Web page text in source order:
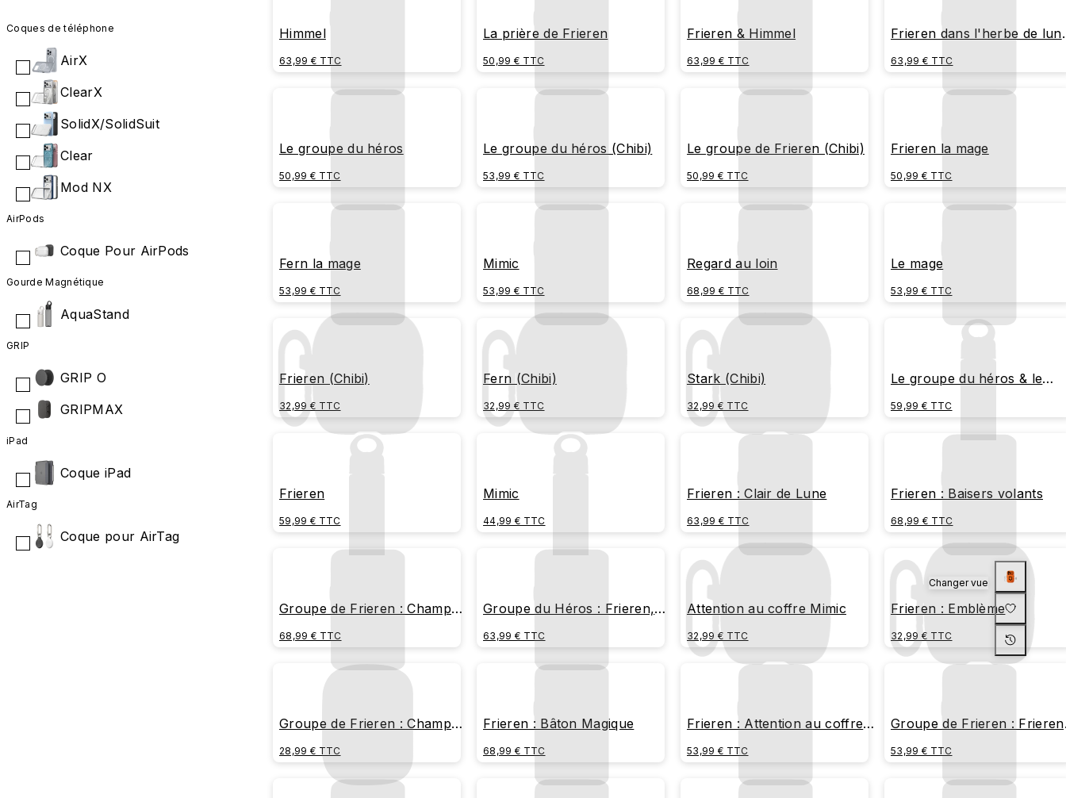
Coques de téléphone
AirX
ClearX
SolidX/SolidSuit
Clear
Mod NX
AirPods
Coque Pour AirPods
Gourde Magnétique
AquaStand
GRIP
GRIP O
GRIPMAX
iPad
Coque iPad
AirTag
Coque pour AirTag
Himmel
63,99 € TTC
La prière de Frieren
50,99 € TTC
Frieren & Himmel
63,99 € TTC
Frieren dans l'herbe de
63,99 € TTC
Le groupe du héros
50,99 € TTC
Le groupe du héros (Chibi)
53,99 € TTC
Le groupe de Frieren (Chibi)
50,99 € TTC
Frieren la mage
50,99 € TTC
Fern la mage
53,99 € TTC
Mimic
53,99 € TTC
Regard au loin
68,99 € TTC
Le mage
53,99 € TTC
Frieren (Chibi)
32,99 € TTC
Fern (Chibi)
32,99 € TTC
Stark (Chibi)
32,99 € TTC
Le groupe du héros & le
59,99 € TTC
Frieren
59,99 € TTC
Mimic
44,99 € TTC
Frieren : Clair de Lune
63,99 € TTC
Frieren : Baisers volants
68,99 € TTC
Groupe de Frieren : Champ
68,99 € TTC
Groupe du Héros : Frieren,
63,99 € TTC
Attention au coffre Mimic
32,99 € TTC
Frieren : Emblème
32,99 € TTC
Groupe de Frieren : Champ
28,99 € TTC
Frieren : Bâton Magique
68,99 € TTC
Frieren : Attention au coffre
53,99 € TTC
Groupe de Frieren :
53,99 € TTC
Changer vue